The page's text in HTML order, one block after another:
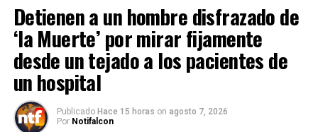
Detienen a un hombre disfrazado de
‘la Muerte’ por mirar fijamente
desde un tejado a los pacientes de
un hospital
Publicado Hace 15 horas on agosto 7, 2026
Por Notifalcon